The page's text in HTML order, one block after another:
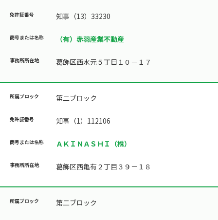
知事（13）33230
（有）赤羽産業不動産
葛飾区西水元５丁目１０－１７
第二ブロック
知事（1）112106
ＡＫＩＮＡＳＨＩ（株）
葛飾区西亀有２丁目３９－１８
第二ブロック